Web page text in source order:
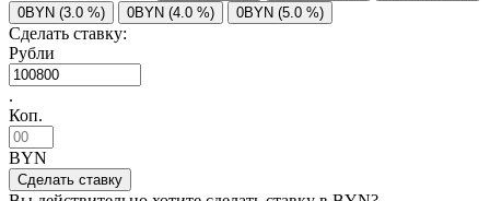
0BYN (3.0 %)
0BYN (4.0 %) 0BYN (5.0 %)
Сделать ставку:
Рубли
.
Коп.
BYN